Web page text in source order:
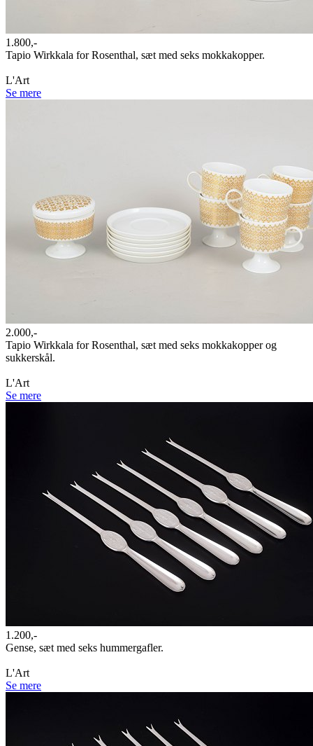
1.800,-
Tapio Wirkkala for Rosenthal, sæt med seks mokkakopper.
L'Art
Se mere
2.000,-
Tapio Wirkkala for Rosenthal, sæt med seks mokkakopper og
sukkerskål.
L'Art
Se mere
1.200,-
Gense, sæt med seks hummergafler.
L'Art
Se mere